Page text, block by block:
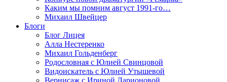
Каким мы помним август 1991-го…
Михаил Швейцер
Блоги
Блог Лицея
Алла Нестеренко
Михаил Гольденберг
Родословная с Юлией Свинцовой
Видоискатель с Юлией Утышевой